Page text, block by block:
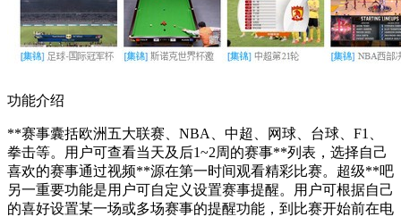
功能介绍
**赛事囊括欧洲五大联赛、NBA、中超、网球、台球、F1、
拳击等。用户可查看当天及后1~2周的赛事**列表，选择自己
喜欢的赛事通过视频**源在第一时间观看精彩比赛。超级**吧
另一重要功能是用户可自定义设置赛事提醒。用户可根据自己
的喜好设置某一场或多场赛事的提醒功能，到比赛开始前在电